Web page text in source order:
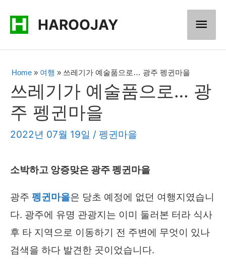
HAROOJAY
메
인
뉴
Home » 여행 » 쓰레기가 예술품으로… 광주 펭귄마을
쓰레기가 예술품으로… 광
주 펭귄마을
2022년 07월 19일 / 펭귄마을
소박하고 앙증맞은 광주 펭귄마을
광주 펭귄마을은 당초 예정에 없던 여행지였습니
다. 광주에 유명 관광지는 이미 둘러본 터라 식사
후 타 지역으로 이동하기 전 주변에 무엇이 있나
검색을 하다 발견한 곳이었습니다.